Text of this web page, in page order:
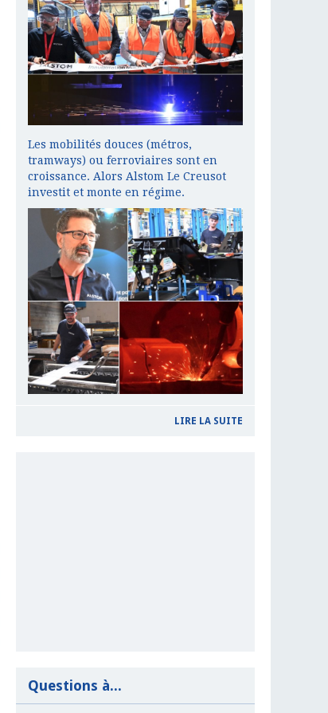
Les mobilités douces (métros,
tramways) ou ferroviaires sont en
croissance. Alors Alstom Le Creusot
investit et monte en régime.
LIRE LA SUITE
Questions à...